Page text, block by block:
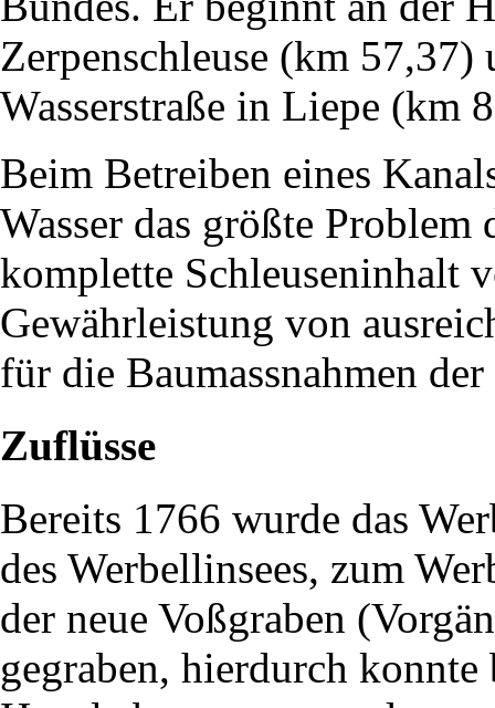
Zerpenschleuse (km
Wasserstraße in Liepe (km
Beim Betreiben eines
Wasser das größte
komplette Schleuseninhalt
Gewährleistung von
für die Baumassnahmen
Zuflüsse
Bereits 1766 wurde das
des Werbellinsees, zum
der neue Voßgraben
gegraben, hierdurch konnte